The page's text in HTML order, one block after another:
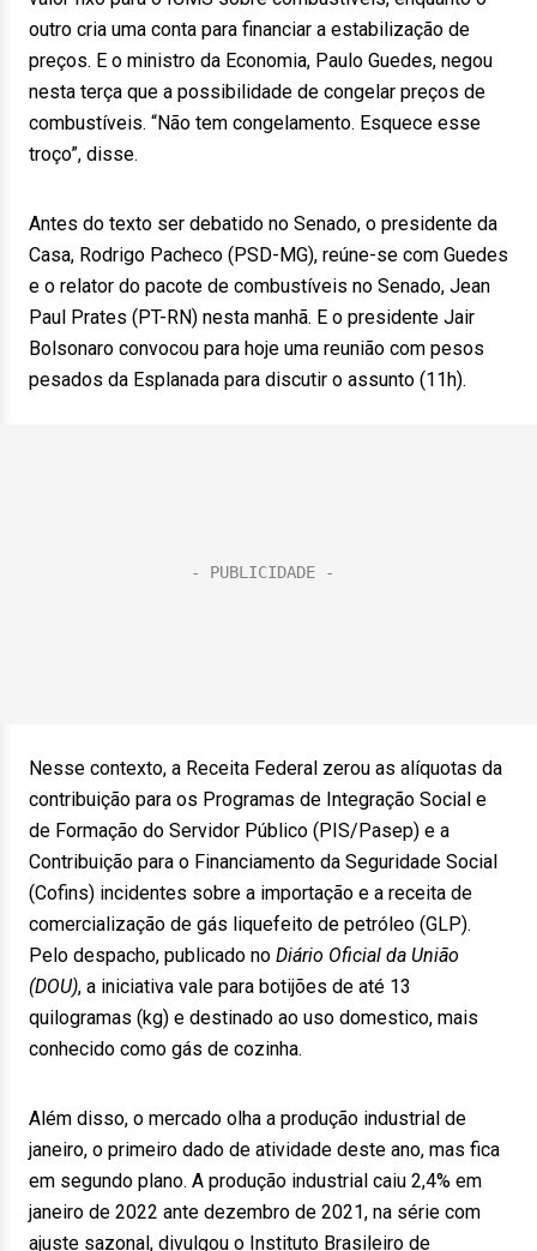
outro cria uma conta para financiar a estabilização de
preços. E o ministro da Economia, Paulo Guedes, negou
nesta terça que a possibilidade de congelar preços de
combustíveis. “Não tem congelamento. Esquece esse
troço”, disse.
Antes do texto ser debatido no Senado, o presidente da
Casa, Rodrigo Pacheco (PSD-MG), reúne-se com Guedes
e o relator do pacote de combustíveis no Senado, Jean
Paul Prates (PT-RN) nesta manhã. E o presidente Jair
Bolsonaro convocou para hoje uma reunião com pesos
pesados da Esplanada para discutir o assunto (11h).
Nesse contexto, a Receita Federal zerou as alíquotas da
contribuição para os Programas de Integração Social e
de Formação do Servidor Público (PIS/Pasep) e a
Contribuição para o Financiamento da Seguridade Social
(Cofins) incidentes sobre a importação e a receita de
comercialização de gás liquefeito de petróleo (GLP).
Pelo despacho, publicado no Diário Oficial da União
(DOU), a iniciativa vale para botijões de até 13
quilogramas (kg) e destinado ao uso domestico, mais
conhecido como gás de cozinha.
Além disso, o mercado olha a produção industrial de
janeiro, o primeiro dado de atividade deste ano, mas fica
em segundo plano. A produção industrial caiu 2,4% em
janeiro de 2022 ante dezembro de 2021, na série com
ajuste sazonal, divulgou o Instituto Brasileiro de